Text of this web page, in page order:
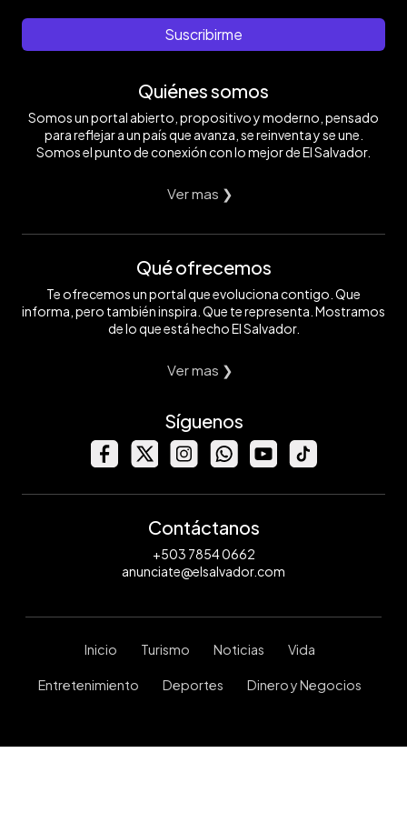
Suscribirme
Quiénes somos
Somos un portal abierto, propositivo y moderno, pensado
para reflejar a un país que avanza, se reinventa y se une.
Somos el punto de conexión con lo mejor de El Salvador.
Ver mas ❯
Qué ofrecemos
Te ofrecemos un portal que evoluciona contigo. Que
informa, pero también inspira. Que te representa. Mostramos
de lo que está hecho El Salvador.
Ver mas ❯
Síguenos
Contáctanos
+503 7854 0662
anunciate@elsalvador.com
Inicio Turismo Noticias Vida
Entretenimiento Deportes Dinero y Negocios